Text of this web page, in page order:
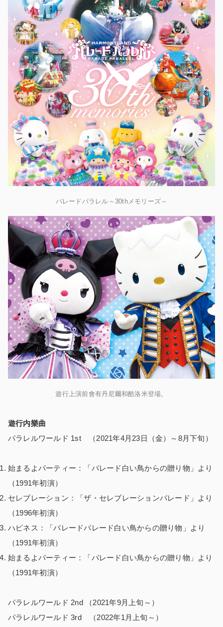
パレードパラレル～30thメモリーズ～
遊行上演前會有丹尼爾和酷洛米登場。
遊行内樂曲
パラレルワールド 1st （2021年4月23日（金）～8月下旬）
始まるよパーティー：「パレード白い鳥からの贈り物」より
（1991年初演）
セレブレーション：「ザ・セレブレーションパレード」より
（1996年初演）
ハピネス：「パレードパレード白い鳥からの贈り物」より
（1991年初演）
始まるよパーティー：「パレード白い鳥からの贈り物」より
（1991年初演）
パラレルワールド 2nd （2021年9月上旬～）
パラレルワールド 3rd （2022年1月上旬～）